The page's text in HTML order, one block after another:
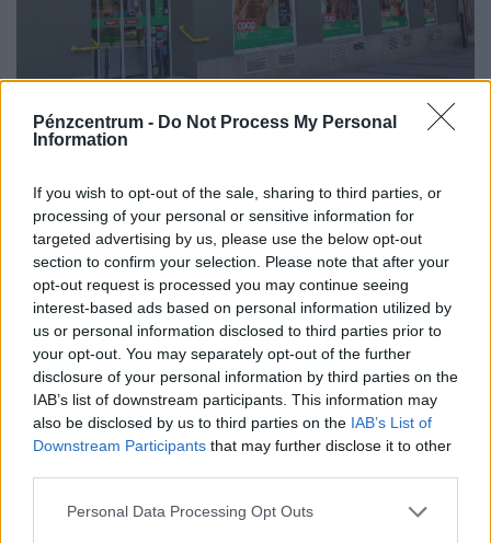
Pénzcentrum - Do Not Process My Personal
Information
If you wish to opt-out of the sale, sharing to third parties, or
processing of your personal or sensitive information for
targeted advertising by us, please use the below opt-out
section to confirm your selection. Please note that after your
opt-out request is processed you may continue seeing
interest-based ads based on personal information utilized by
us or personal information disclosed to third parties prior to
your opt-out. You may separately opt-out of the further
disclosure of your personal information by third parties on the
IAB’s list of downstream participants. This information may
also be disclosed by us to third parties on the IAB’s List of
Downstream Participants that may further disclose it to other
Personal Data Processing Opt Outs
Rendkívüli döntés: az energiaválság miatt új
élelmiszerboltokban
A Coop is csatlakozik azokhoz, akik a hőség és a
megnövekedett villamosenergia-igény miatt
energiatakarékossági intézkedéseket vezetnek be.